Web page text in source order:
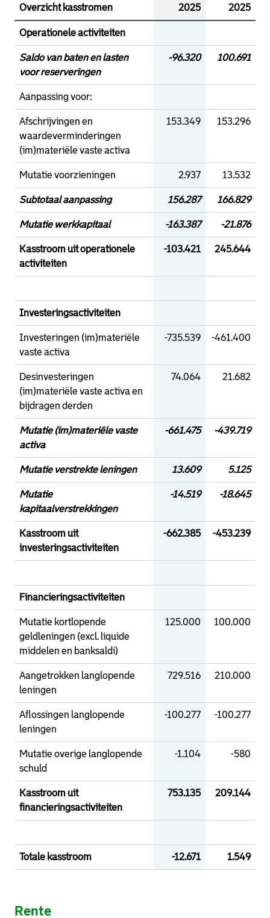
Overzicht kasstromen 2025 2025
Operationele activiteiten
Saldo van baten en lasten
voor reserveringen
-96.320 100.691
Aanpassing voor:
Afschrijvingen en
waardeverminderingen
(im)materiële vaste activa
153.349 153.296
Mutatie voorzieningen 2.937 13.532
Subtotaal aanpassing 156.287 166.829
Mutatie werkkapitaal -163.387 -21.876
Kasstroom uit operationele
activiteiten
-103.421 245.644
Investeringsactiviteiten
Investeringen (im)materiële
vaste activa
-735.539 -461.400
Desinvesteringen
(im)materiële vaste activa en
bijdragen derden
74.064 21.682
Mutatie (im)materiële vaste
activa
-661.475 -439.719
Mutatie verstrekte leningen 13.609 5.125
Mutatie
kapitaalverstrekkingen
-14.519 -18.645
Kasstroom uit
investeringsactiviteiten
-662.385 -453.239
Financieringsactiviteiten
Mutatie kortlopende
geldleningen (excl. liquide
middelen en banksaldi)
125.000 100.000
Aangetrokken langlopende
leningen
729.516 210.000
Aflossingen langlopende
leningen
-100.277 -100.277
Mutatie overige langlopende
schuld
-1.104 -580
Kasstroom uit
financieringsactiviteiten
753.135 209.144
Totale kasstroom -12.671 1.549
Rente